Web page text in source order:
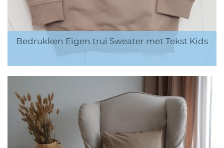
Bedrukken Eigen trui Sweater met Tekst Kids